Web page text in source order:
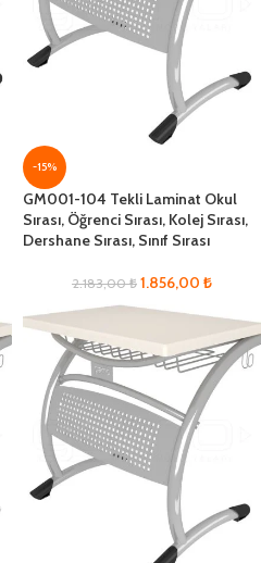
-15%
GM001-104 Tekli Laminat Okul
Sırası, Öğrenci Sırası, Kolej Sırası,
Dershane Sırası, Sınıf Sırası
2.183,00₺ 1.856,00 ₺